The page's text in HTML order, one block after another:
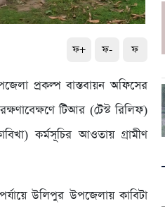
ফ+ ফ- ফ
প্রকল্প বাস্তবায়ন অফিসের
টিআর (টেস্ট রিলিফ)
কর্মসূচির আওতায় গ্রামীণ
উলিপুর উপজেলায় কাবিটা